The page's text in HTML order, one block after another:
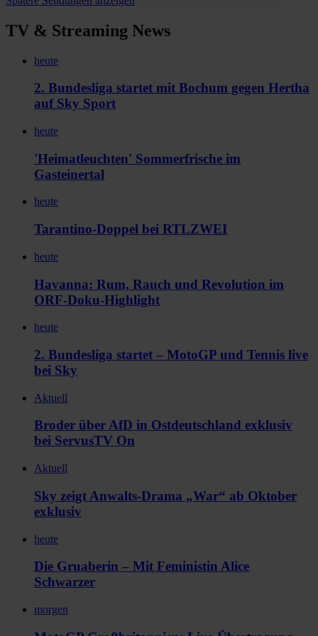
TV & Streaming News
heute
2. Bundesliga startet mit Bochum gegen Hertha
auf Sky Sport
heute
'Heimatleuchten' Sommerfrische im
Gasteinertal
heute
Tarantino-Doppel bei RTLZWEI
heute
Havanna: Rum, Rauch und Revolution im
ORF-Doku-Highlight
heute
2. Bundesliga startet – MotoGP und Tennis live
bei Sky
Aktuell
Broder über AfD in Ostdeutschland exklusiv
bei ServusTV On
Aktuell
Sky zeigt Anwalts-Drama „War“ ab Oktober
exklusiv
heute
Die Gruaberin – Mit Feministin Alice
Schwarzer
morgen